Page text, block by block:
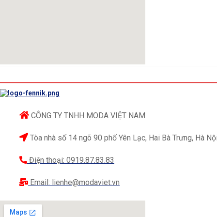
CÔNG TY TNHH MODA VIỆT NAM
Tòa nhà số 14 ngõ 90 phố Yên Lạc, Hai Bà Trưng, Hà
Điện thoại: 0919.87.83.83
Email: lienhe@modaviet.vn